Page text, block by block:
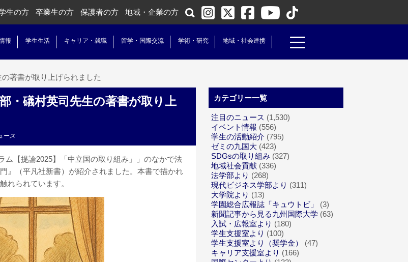
生の方 卒業生の方 保護者の方 地域・企業の方
報 学生生活 キャリア・就職 留学・国際交流 学術・研究 地域・社会連携
著書が取り上げられました
・礒村英司先生の著書が取り上
ース
ム【提論2025】「中立国の取り組み」」のなかで法
』（平凡社新書）が紹介されました。本書で描かれ
れられています。
カテゴリー一覧
注目のニュース (1,530)
イベント情報 (556)
学生の活動紹介 (795)
ゼミの九国大 (423)
SDGsの取り組み (327)
地域社会貢献 (336)
法学部より (268)
現代ビジネス学部より (311)
大学院より (13)
学園総合広報誌「キュウトビ」
(3)
新聞記事から見る九州国際大学 (63)
入試・広報室より (180)
学生支援室より (100)
学生支援室より（奨学金）
(47)
キャリア支援室より (166)